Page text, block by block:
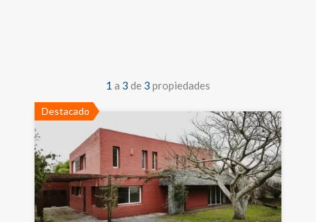
1 a 3 de 3 propiedades
Destacado